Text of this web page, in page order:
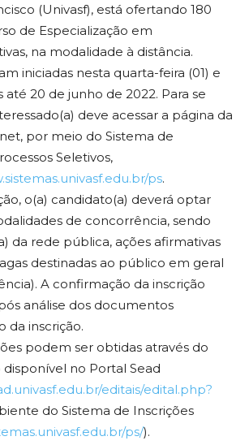
(Univasf), está ofertando 180
de Especialização em
na modalidade à distância.
iniciadas nesta quarta-feira (01) e
20 de junho de 2022. Para se
deve acessar a página da
por meio do Sistema de
Seletivos,
ps.
o(a) candidato(a) deverá optar
de concorrência, sendo
da rede pública, ações afirmativas
destinadas ao público em geral
A confirmação da inscrição
análise dos documentos
da inscrição.
podem ser obtidas através do
no Portal Sead
editais/edital.php?
do Sistema de Inscrições
ps/).